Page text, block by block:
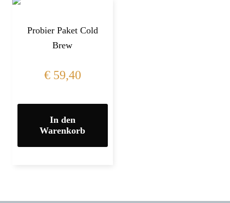
Probier Paket Cold
Brew
€59,40
In den
Warenkorb